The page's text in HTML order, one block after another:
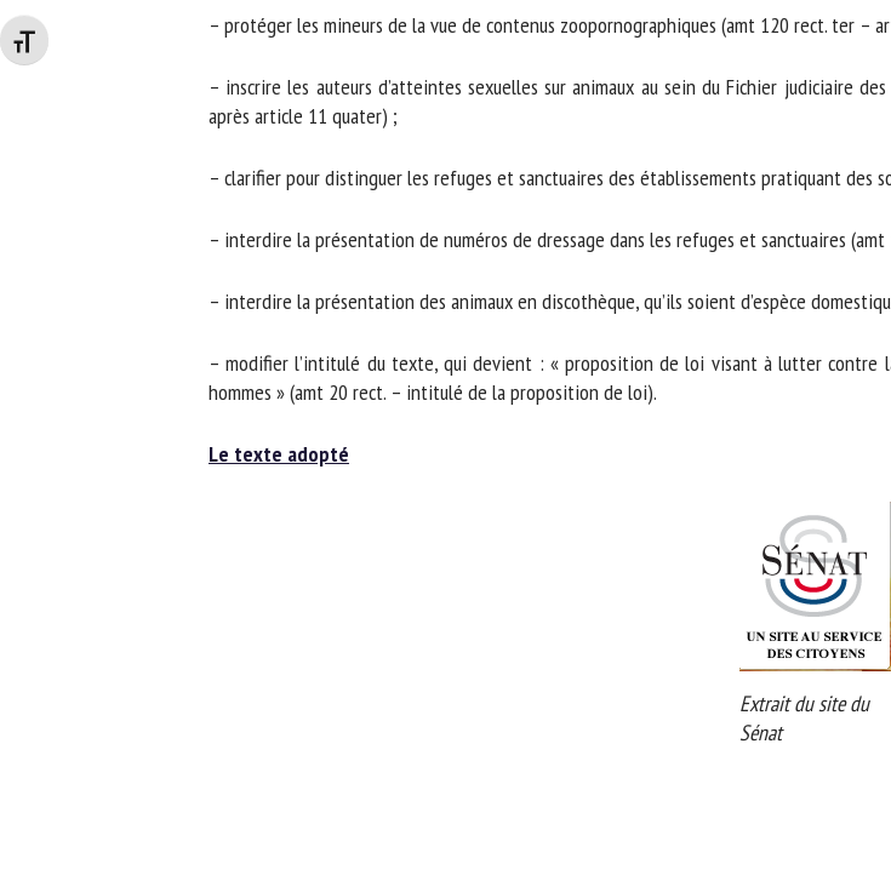
Changer la taille de la police
– protéger les mineurs de la vue de contenus zoopornographiques (amt 120 rect. ter –
– inscrire les auteurs d’atteintes sexuelles sur animaux au sein du Fichier judiciaire
après article 11 quater) ;
– clarifier pour distinguer les refuges et sanctuaires des établissements pratiquant des
– interdire la présentation de numéros de dressage dans les refuges et sanctuaires (amt
– interdire la présentation des animaux en discothèque, qu’ils soient d’espèce
– modifier l’intitulé du texte, qui devient : « proposition de loi visant à lutter contre
hommes » (amt 20 rect. – intitulé de la proposition de loi).
Le texte adopté
Extrait du site du
Sénat